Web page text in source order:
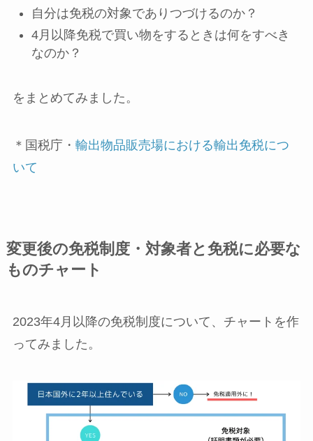
自分は免税の対象でありつづけるのか？
4月以降免税で買い物をするときは何をすべき
なのか？
をまとめてみました。
＊国税庁・ 輸出物品販売場における輸出免税につ
いて
変更後の免税制度・対象者と免税に必要な
ものチャート
2023年4月以降の免税制度について、チャートを作
ってみました。